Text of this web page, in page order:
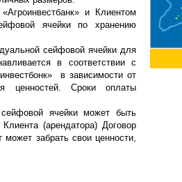
и Клиентом
ячейки по хранению
сейфовой ячейки для
в соответствии с
в зависимости от
ценностей. Сроки оплаты
ячейки может быть
(арендатора) Договор
забрать свои ценности,